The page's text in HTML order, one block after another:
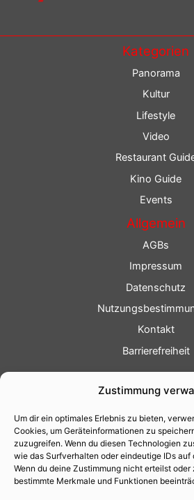
Zustimmung
Um dir ein optimales Erlebnis zu bieten,
Cookies, um Geräteinformationen zu
zuzugreifen. Wenn du diesen Technologien
wie das Surfverhalten oder eindeutige IDs auf
Wenn du deine Zustimmung nicht erteilst
bestimmte Merkmale und Funktionen
Kategorien
Panorama
Kultur
Lifestyle
Video
Restaurant
Kino Guide
Events
Allgemein
AGBs
Impressum
Datenschutz
Kontakt
Barrierefreiheit
Fotoservice
Videoservice
Werbung